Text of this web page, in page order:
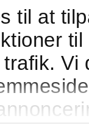
til at
Vi